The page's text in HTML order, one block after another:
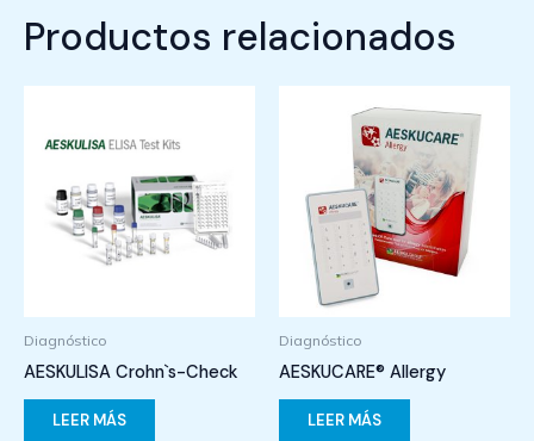
Productos relacionados
Diagnóstico
AESKULISA Crohn`s-Check
LEER MÁS
Diagnóstico
AESKUCARE® Allergy
LEER MÁS